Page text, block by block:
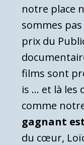
notre place
sommes
prix du
films sont
is … et là les
comme
gagnant
du cœur,